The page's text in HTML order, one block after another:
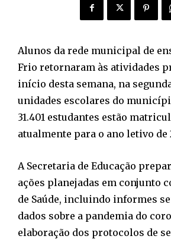
Alunos da rede municipal de
Frio retornaram às atividades
início desta semana, na
unidades escolares do
31.401 estudantes estão
atualmente para o ano letivo de
A Secretaria de Educação
ações planejadas em conjunto
de Saúde, incluindo informes
dados sobre a pandemia do
elaboração dos protocolos de